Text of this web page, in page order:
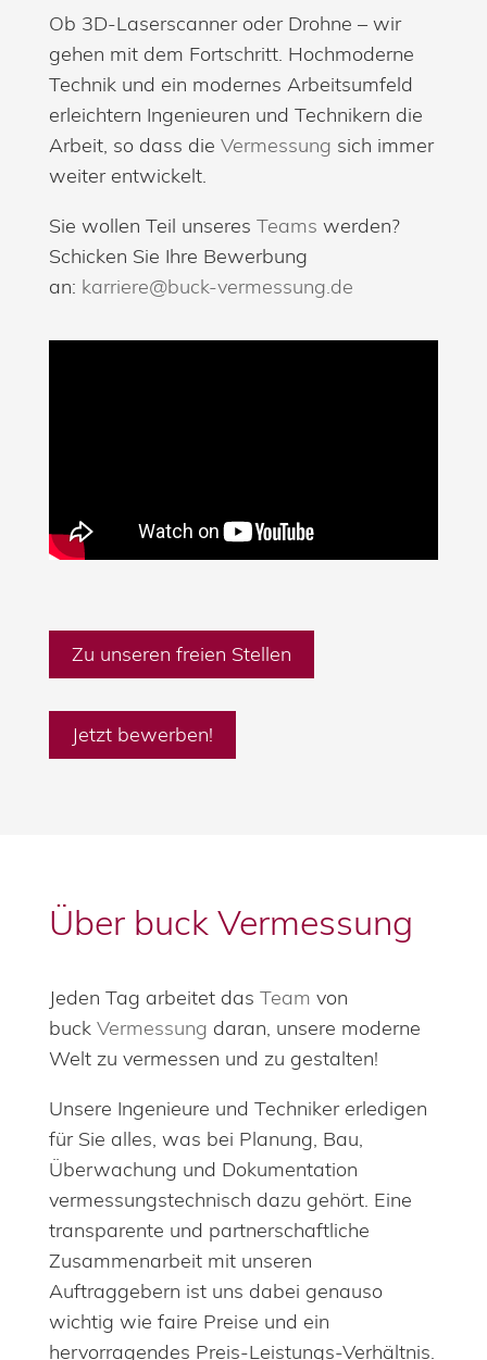
Ob 3D-Laserscanner oder Drohne – wir
gehen mit dem Fortschritt. Hochmoderne
Technik und ein modernes Arbeitsumfeld
erleichtern Ingenieuren und Technikern die
Arbeit, so dass die Vermessung sich immer
weiter entwickelt.
Sie wollen Teil unseres Teams werden?
Schicken Sie Ihre Bewerbung
an: karriere@buck-vermessung.de
Zu unseren freien Stellen
Jetzt bewerben!
Über buck Vermessung
Jeden Tag arbeitet das Team von
buck Vermessung daran, unsere moderne
Welt zu vermessen und zu gestalten!
Unsere Ingenieure und Techniker erledigen
für Sie alles, was bei Planung, Bau,
Überwachung und Dokumentation
vermessungstechnisch dazu gehört. Eine
transparente und partnerschaftliche
Zusammenarbeit mit unseren
Auftraggebern ist uns dabei genauso
wichtig wie faire Preise und ein
hervorragendes Preis-Leistungs-Verhältnis.